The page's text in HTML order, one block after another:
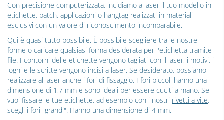
Con precisione computerizzata, incidiamo a laser il tuo modello in
etichette, patch, applicazioni o hangtag realizzati in materiali
esclusivi con un valore di riconoscimento incomparabile.
Qui è quasi tutto possibile. È possibile scegliere tra le nostre
forme o caricare qualsiasi forma desiderata per l'etichetta tramite
file. I contorni delle etichette vengono tagliati con il laser, i motivi, i
loghi e le scritte vengono incisi a laser. Se desiderato, possiamo
realizzare al laser anche i fori di fissaggio. I fori piccoli hanno una
dimensione di 1,7 mm e sono ideali per essere cuciti a mano. Se
vuoi fissare le tue etichette, ad esempio con i nostri rivetti a vite,
scegli i fori "grandi". Hanno una dimensione di 4 mm.